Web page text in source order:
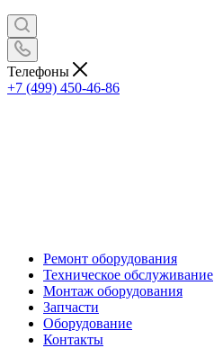
Телефоны
+7 (499) 450-46-86
Ремонт оборудования
Техническое обслуживание
Монтаж оборудования
Запчасти
Оборудование
Контакты